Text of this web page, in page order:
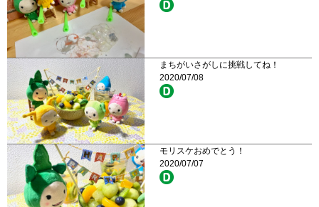
まちがいさがしに挑戦してね！
2020/07/08
モリスケおめでとう！
2020/07/07